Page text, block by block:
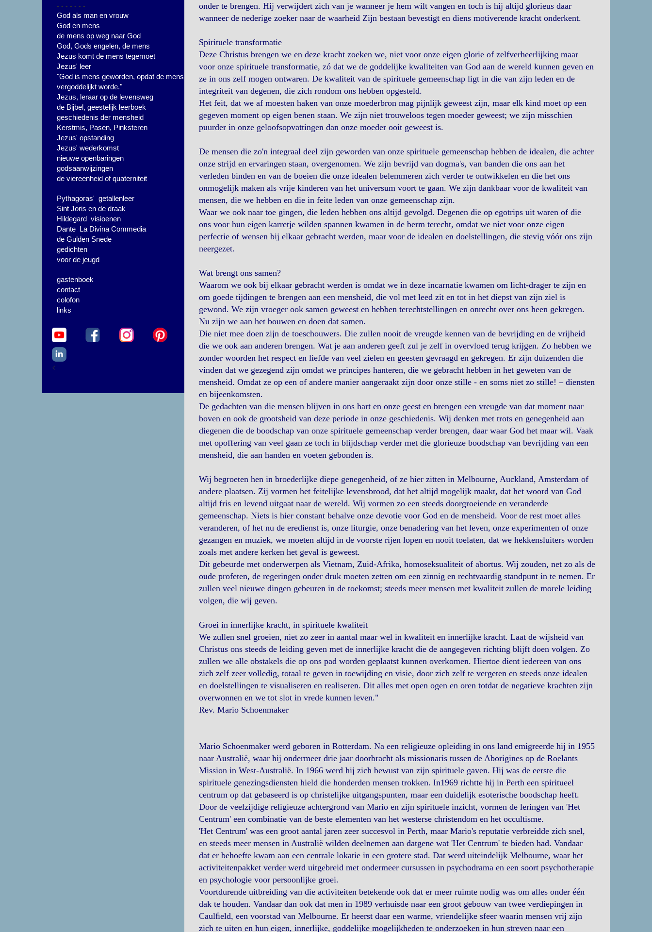
- - - - - - -
God als man en vrouw
God en mens
de mens op weg naar God
God, Gods engelen, de mens
Jezus komt de mens tegemoet
Jezus' leer
"God is mens geworden, opdat de mens
vergoddelijkt worde."
Jezus, leraar op de levensweg
de Bijbel, geestelijk leerboek
geschiedenis der mensheid
Kerstmis, Pasen, Pinksteren
Jezus' opstanding
Jezus' wederkomst
nieuwe openbaringen
godsaanwijzingen
de viereenheid of quaterniteit
Pythagoras' getallenleer
Sint Joris en de draak
Hildegard visioenen
Dante La Divina Commedia
de Gulden Snede
gedichten
voor de jeugd
gastenboek
contact
colofon
links
<
onder te brengen. Hij verwijdert zich van je wanneer je hem wilt vangen en toch is hij altijd glorieus daar
wanneer de nederige zoeker naar de waarheid Zijn bestaan bevestigt en diens motiverende kracht onderkent.
Spirituele transformatie
Deze Christus brengen we en deze kracht zoeken we, niet voor onze eigen glorie of zelfverheerlijking maar
voor onze spirituele transformatie, zó dat we de goddelijke kwaliteiten van God aan de wereld kunnen geven en
ze in ons zelf mogen ontwaren. De kwaliteit van de spirituele gemeenschap ligt in die van zijn leden en de
integriteit van degenen, die zich rondom ons hebben opgesteld.
Het feit, dat we af moesten haken van onze moederbron mag pijnlijk geweest zijn, maar elk kind moet op een
gegeven moment op eigen benen staan. We zijn niet trouweloos tegen moeder geweest; we zijn misschien
puurder in onze geloofsopvattingen dan onze moeder ooit geweest is.
De mensen die zo'n integraal deel zijn geworden van onze spirituele gemeenschap hebben de idealen, die achter
onze strijd en ervaringen staan, overgenomen. We zijn bevrijd van dogma's, van banden die ons aan het
verleden binden en van de boeien die onze idealen belemmeren zich verder te ontwikkelen en die het ons
onmogelijk maken als vrije kinderen van het universum voort te gaan. We zijn dankbaar voor de kwaliteit van
mensen, die we hebben en die in feite leden van onze gemeenschap zijn.
Waar we ook naar toe gingen, die leden hebben ons altijd gevolgd. Degenen die op egotrips uit waren of die
ons voor hun eigen karretje wilden spannen kwamen in de berm terecht, omdat we niet voor onze eigen
perfectie of wensen bij elkaar gebracht werden, maar voor de idealen en doelstellingen, die stevig vóór ons zijn
neergezet.
Wat brengt ons samen?
Waarom we ook bij elkaar gebracht werden is omdat we in deze incarnatie kwamen om licht-drager te zijn en
om goede tijdingen te brengen aan een mensheid, die vol met leed zit en tot in het diepst van zijn ziel is
gewond. We zijn vroeger ook samen geweest en hebben terechtstellingen en onrecht over ons heen gekregen.
Nu zijn we aan het bouwen en doen dat samen.
Die niet mee doen zijn de toeschouwers. Die zullen nooit de vreugde kennen van de bevrijding en de vrijheid
die we ook aan anderen brengen. Wat je aan anderen geeft zul je zelf in overvloed terug krijgen. Zo hebben we
zonder woorden het respect en liefde van veel zielen en geesten gevraagd en gekregen. Er zijn duizenden die
vinden dat we gezegend zijn omdat we principes hanteren, die we gebracht hebben in het geweten van de
mensheid. Omdat ze op een of andere manier aangeraakt zijn door onze stille - en soms niet zo stille! – diensten
en bijeenkomsten.
De gedachten van die mensen blijven in ons hart en onze geest en brengen een vreugde van dat moment naar
boven en ook de grootsheid van deze periode in onze geschiedenis. Wij denken met trots en genegenheid aan
diegenen die de boodschap van onze spirituele gemeenschap verder brengen, daar waar God het maar wil. Vaak
met opoffering van veel gaan ze toch in blijdschap verder met die glorieuze boodschap van bevrijding van een
mensheid, die aan handen en voeten gebonden is.
Wij begroeten hen in broederlijke diepe genegenheid, of ze hier zitten in Melbourne, Auckland, Amsterdam of
andere plaatsen. Zij vormen het feitelijke levensbrood, dat het altijd mogelijk maakt, dat het woord van God
altijd fris en levend uitgaat naar de wereld. Wij vormen zo een steeds doorgroeiende en veranderde
gemeenschap. Niets is hier constant behalve onze devotie voor God en de mensheid. Voor de rest moet alles
veranderen, of het nu de eredienst is, onze liturgie, onze benadering van het leven, onze experimenten of onze
gezangen en muziek, we moeten altijd in de voorste rijen lopen en nooit toelaten, dat we hekkensluiters worden
zoals met andere kerken het geval is geweest.
Dit gebeurde met onderwerpen als Vietnam, Zuid-Afrika, homoseksualiteit of abortus. Wij zouden, net zo als de
oude profeten, de regeringen onder druk moeten zetten om een zinnig en rechtvaardig standpunt in te nemen. Er
zullen veel nieuwe dingen gebeuren in de toekomst; steeds meer mensen met kwaliteit zullen de morele leiding
volgen, die wij geven.
Groei in innerlijke kracht, in spirituele kwaliteit
We zullen snel groeien, niet zo zeer in aantal maar wel in kwaliteit en innerlijke kracht. Laat de wijsheid van
Christus ons steeds de leiding geven met de innerlijke kracht die de aangegeven richting blijft doen volgen. Zo
zullen we alle obstakels die op ons pad worden geplaatst kunnen overkomen. Hiertoe dient iedereen van ons
zich zelf zeer volledig, totaal te geven in toewijding en visie, door zich zelf te vergeten en steeds onze idealen
en doelstellingen te visualiseren en realiseren. Dit alles met open ogen en oren totdat de negatieve krachten zijn
overwonnen en we tot slot in vrede kunnen leven."
Rev. Mario Schoenmaker
Mario Schoenmaker werd geboren in Rotterdam. Na een religieuze opleiding in ons land emigreerde hij in 1955
naar Australië, waar hij ondermeer drie jaar doorbracht als missionaris tussen de Aborigines op de Roelants
Mission in West-Australië. In 1966 werd hij zich bewust van zijn spirituele gaven. Hij was de eerste die
spirituele genezingsdiensten hield die honderden mensen trokken. In1969 richtte hij in Perth een spiritueel
centrum op dat gebaseerd is op christelijke uitgangspunten, maar een duidelijk esoterische boodschap heeft.
Door de veelzijdige religieuze achtergrond van Mario en zijn spirituele inzicht, vormen de leringen van 'Het
Centrum' een combinatie van de beste elementen van het westerse christendom en het occultisme.
'Het Centrum' was een groot aantal jaren zeer succesvol in Perth, maar Mario's reputatie verbreidde zich snel,
en steeds meer mensen in Australië wilden deelnemen aan datgene wat 'Het Centrum' te bieden had. Vandaar
dat er behoefte kwam aan een centrale lokatie in een grotere stad. Dat werd uiteindelijk Melbourne, waar het
activiteitenpakket verder werd uitgebreid met ondermeer cursussen in psychodrama en een soort psychotherapie
en psychologie voor persoonlijke groei.
Voortdurende uitbreiding van die activiteiten betekende ook dat er meer ruimte nodig was om alles onder één
dak te houden. Vandaar dan ook dat men in 1989 verhuisde naar een groot gebouw van twee verdiepingen in
Caulﬁeld, een voorstad van Melbourne. Er heerst daar een warme, vriendelijke sfeer waarin mensen vrij zijn
zich te uiten en hun eigen, innerlijke, goddelijke mogelijkheden te onderzoeken in hun streven naar een